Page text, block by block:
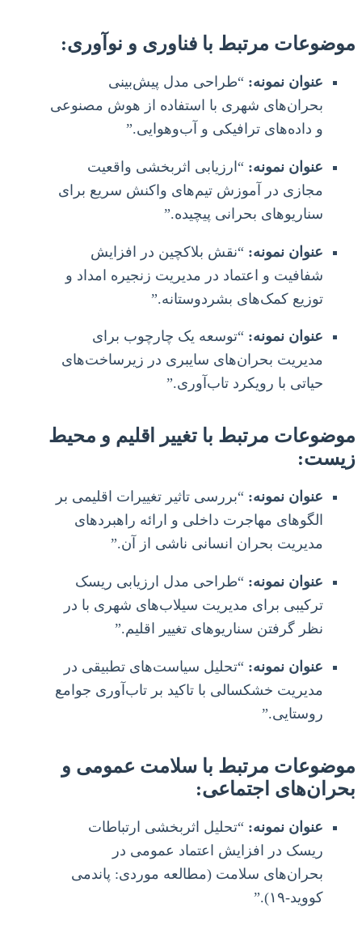
موضوعات مرتبط با فناوری و نوآوری:
عنوان نمونه: “طراحی مدل پیش‌بینی
بحران‌های شهری با استفاده از هوش مصنوعی
و داده‌های ترافیکی و آب‌وهوایی.”
عنوان نمونه: “ارزیابی اثربخشی واقعیت
مجازی در آموزش تیم‌های واکنش سریع برای
سناریوهای بحرانی پیچیده.”
عنوان نمونه: “نقش بلاکچین در افزایش
شفافیت و اعتماد در مدیریت زنجیره امداد و
توزیع کمک‌های بشردوستانه.”
عنوان نمونه: “توسعه یک چارچوب برای
مدیریت بحران‌های سایبری در زیرساخت‌های
حیاتی با رویکرد تاب‌آوری.”
موضوعات مرتبط با تغییر اقلیم و محیط
زیست:
عنوان نمونه: “بررسی تاثیر تغییرات اقلیمی بر
الگوهای مهاجرت داخلی و ارائه راهبردهای
مدیریت بحران انسانی ناشی از آن.”
عنوان نمونه: “طراحی مدل ارزیابی ریسک
ترکیبی برای مدیریت سیلاب‌های شهری با در
نظر گرفتن سناریوهای تغییر اقلیم.”
عنوان نمونه: “تحلیل سیاست‌های تطبیقی در
مدیریت خشکسالی با تاکید بر تاب‌آوری جوامع
روستایی.”
موضوعات مرتبط با سلامت عمومی و
بحران‌های اجتماعی:
عنوان نمونه: “تحلیل اثربخشی ارتباطات
ریسک در افزایش اعتماد عمومی در
بحران‌های سلامت (مطالعه موردی: پاندمی
کووید-۱۹).”